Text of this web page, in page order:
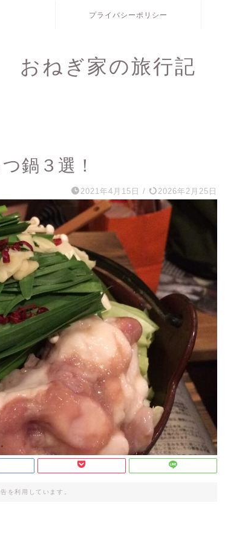
プライバシーポリシー
おねぎ家の旅行記
鍋３選！
2021年4月15日 / 2026年2月25日
を利用しています。